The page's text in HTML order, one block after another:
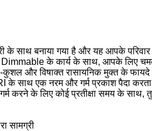
के साथ बनाया गया है और यह आपके
के कार्य के साथ, आपके लिए
कुशल और विषाक्त रासायनिक मुक्त के
के साथ एक नरम और गर्म प्रकाश पैदा
करने के लिए कोई प्रतीक्षा समय के साथ,
सामग्री